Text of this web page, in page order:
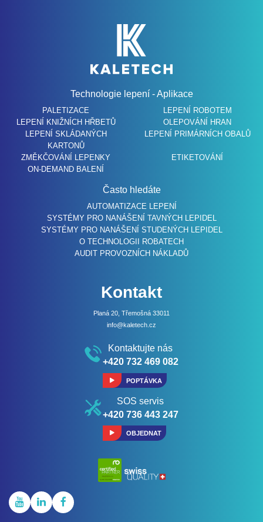
Technologie lepení - Aplikace
PALETIZACE
LEPENÍ ROBOTEM
LEPENÍ KNIŽNÍCH HŘBETŮ
OLEPOVÁNÍ HRAN
LEPENÍ SKLÁDANÝCH
KARTONŮ
LEPENÍ PRIMÁRNÍCH OBALŮ
ZMĚKČOVÁNÍ LEPENKY
ETIKETOVÁNÍ
ON-DEMAND BALENÍ
Často hledáte
AUTOMATIZACE LEPENÍ
SYSTÉMY PRO NANÁŠENÍ TAVNÝCH LEPIDEL
SYSTÉMY PRO NANÁŠENÍ STUDENÝCH LEPIDEL
O TECHNOLOGII ROBATECH
AUDIT PROVOZNÍCH NÁKLADŮ
Kontakt
Planá 20, Třemošná 33011
info@kaletech.cz
Kontaktujte nás
+420 732 469 082
POPTÁVKA
SOS servis
+420 736 443 247
OBJEDNAT